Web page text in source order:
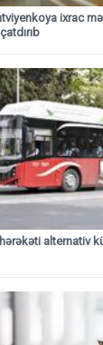
ixrac
alternativ